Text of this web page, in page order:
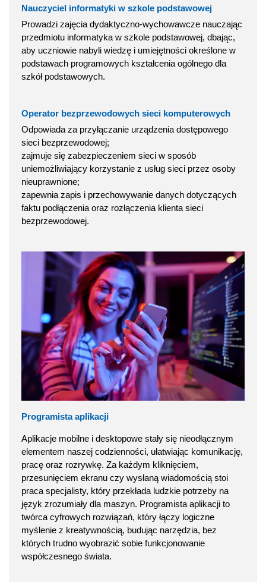
Nauczyciel informatyki w szkole podstawowej
Prowadzi zajęcia dydaktyczno-wychowawcze nauczając
przedmiotu informatyka w szkole podstawowej, dbając,
aby uczniowie nabyli wiedzę i umiejętności określone w
podstawach programowych kształcenia ogólnego dla
szkół podstawowych.
Operator bezprzewodowych sieci komputerowych
Odpowiada za przyłączanie urządzenia dostępowego
sieci bezprzewodowej;
zajmuje się zabezpieczeniem sieci w sposób
uniemożliwiający korzystanie z usług sieci przez osoby
nieuprawnione;
zapewnia zapis i przechowywanie danych dotyczących
faktu podłączenia oraz rozłączenia klienta sieci
bezprzewodowej.
Programista aplikacji
Aplikacje mobilne i desktopowe stały się nieodłącznym
elementem naszej codzienności, ułatwiając komunikację,
pracę oraz rozrywkę. Za każdym kliknięciem,
przesunięciem ekranu czy wysłaną wiadomością stoi
praca specjalisty, który przekłada ludzkie potrzeby na
język zrozumiały dla maszyn. Programista aplikacji to
twórca cyfrowych rozwiązań, który łączy logiczne
myślenie z kreatywnością, budując narzędzia, bez
których trudno wyobrazić sobie funkcjonowanie
współczesnego świata.